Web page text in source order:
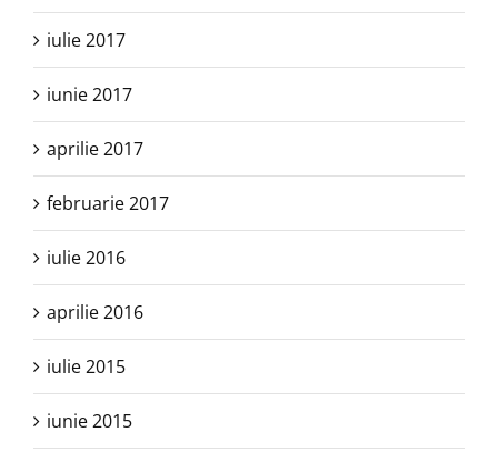
iulie 2017
iunie 2017
aprilie 2017
februarie 2017
iulie 2016
aprilie 2016
iulie 2015
iunie 2015